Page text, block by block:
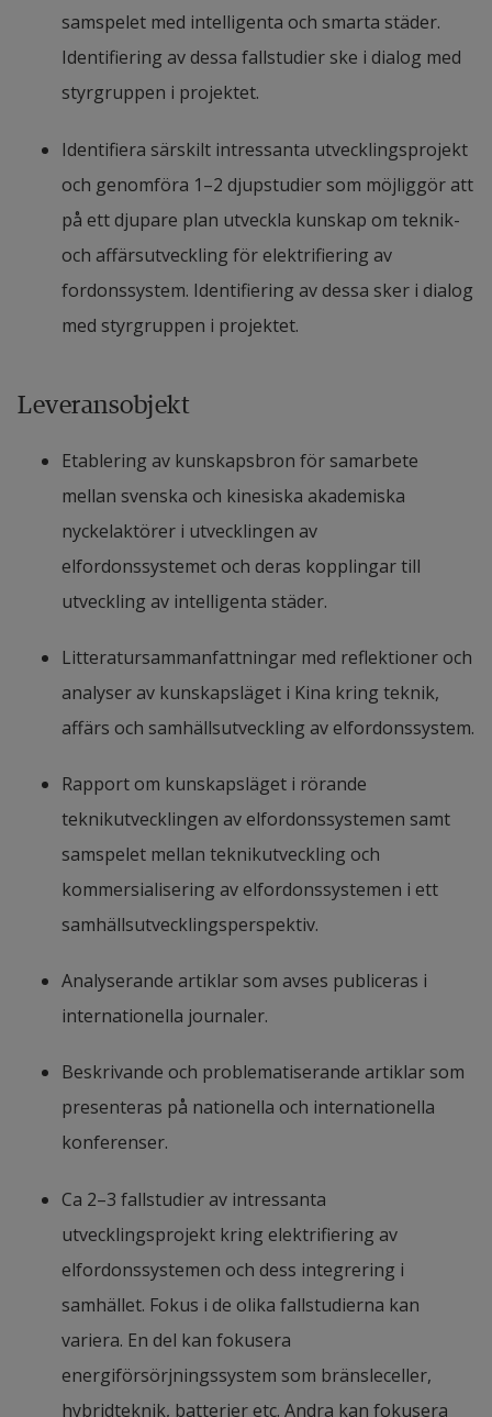
standards, particularly in interoperability,
preventing the wireless charging technology
from going all the way to full scale
There is also uncertainty concerning
radiation associated with wireless charging.
The sender and the receiver modules are
physically separated and the distance
between must be overcome with high energy
receiver. It is unclear what outcome this
radiation might have on humans and animals.
Until this is clear, full-scale commercialization
has been put on hold.
samspelet med intelligenta och smarta städer.
Identifiering av dessa fallstudier ske i dialog med
styrgruppen i projektet.
Identifiera särskilt intressanta utvecklingsprojekt
och genomföra 1–2 djupstudier som möjliggör att
på ett djupare plan utveckla kunskap om teknik-
och affärsutveckling för elektrifiering av
fordonssystem. Identifiering av dessa sker i dialog
med styrgruppen i projektet.
Leveransobjekt
Etablering av kunskapsbron för samarbete
mellan svenska och kinesiska akademiska
nyckelaktörer i utvecklingen av
elfordonssystemet och deras kopplingar till
utveckling av intelligenta städer.
Litteratursammanfattningar med reflektioner och
analyser av kunskapsläget i Kina kring teknik,
affärs och samhällsutveckling av elfordonssystem.
Rapport om kunskapsläget i rörande
teknikutvecklingen av elfordonssystemen samt
samspelet mellan teknikutveckling och
kommersialisering av elfordonssystemen i ett
samhällsutvecklingsperspektiv.
Analyserande artiklar som avses publiceras i
internationella journaler.
Beskrivande och problematiserande artiklar som
presenteras på nationella och internationella
konferenser.
Ca 2–3 fallstudier av intressanta
utvecklingsprojekt kring elektrifiering av
elfordonssystemen och dess integrering i
samhället. Fokus i de olika fallstudierna kan
variera. En del kan fokusera
energiförsörjningssystem som bränsleceller,
hybridteknik, batterier etc. Andra kan fokusera